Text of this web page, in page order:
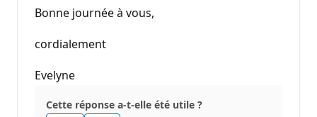
Bonne journée à vous,
cordialement
Evelyne
Cette réponse a-t-elle été utile ?